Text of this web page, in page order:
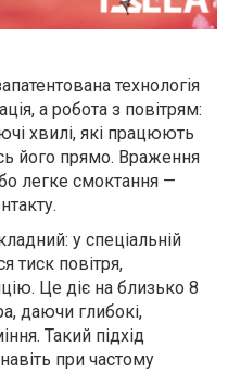
технологія
а робота з повітрям:
хвилі, які працюють
його прямо. Враження
легке смоктання —
у спеціальній
тиск повітря,
Це діє на близько 8
даючи глибокі,
Такий підхід
при частому